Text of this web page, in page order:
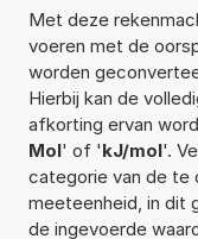
Met deze
voeren met de
worden
Hierbij kan de
afkorting ervan
Mol' of 'kJ/mol'.
categorie van de te
meeteenheid, in dit
de ingevoerde